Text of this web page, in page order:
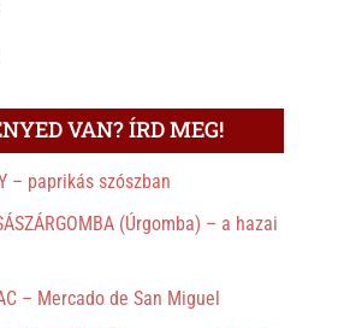
VAN? ÍRD MEG!
– paprikás szószban
(Úrgomba) – a hazai
– Mercado de San Miguel